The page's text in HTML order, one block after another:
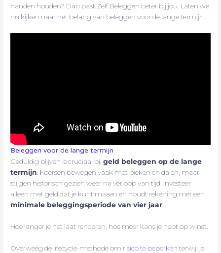
handen houden? Dan past Zelf Beleggen beter bij jou. Laten we
nu kijken naar het belang van beleggen voor de lange termijn.
Beleggen voor de lange termijn
Geduldig blijven is cruciaal bijgeld beleggen op de lange
termijn. Koersen bewegen vaak met pieken en dalen, maar
stijgen historisch gezien weer na verloop van tijd. Investeer
alleen met geld dat je kunt missen en houdt rekening met een
minimale beleggingsperiode van vier jaar.
Hoe langer je het laat renderen, hoe meer kans je hebt op winst.
Overweeg de lifecycle-methode om risico te beperken terwijl je